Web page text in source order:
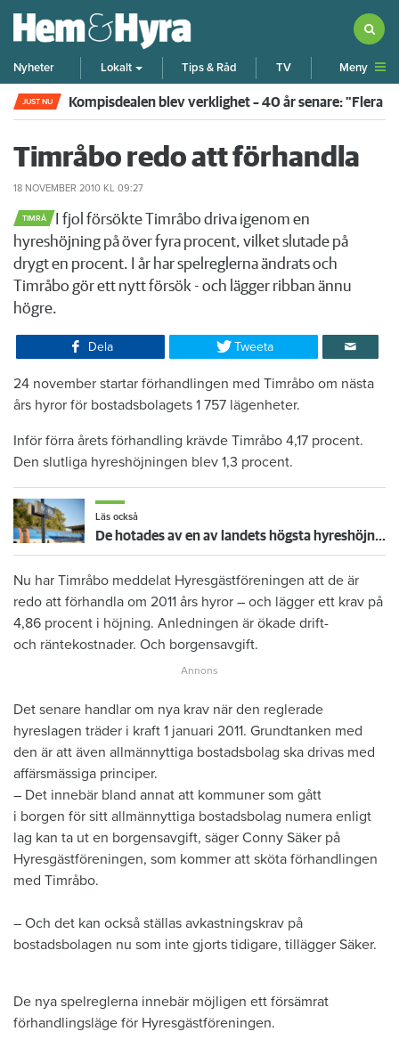
Nyheter Lokalt Tips & Råd TV Meny
JUST NU Kompisdealen blev verklighet – 40 år senare: "Flera
Timråbo redo att förhandla
18 NOVEMBER 2010 KL 09:27
TIMRÅ
​I fjol försökte Timråbo driva igenom en
hyreshöjning på över fyra procent, vilket slutade på
drygt en procent. I år har spelreglerna ändrats och
Timråbo gör ett nytt försök - och lägger ribban ännu
högre.
Dela Tweeta
24 november startar förhandlingen med Timråbo om nästa
års hyror för bostadsbolagets 1 757 lägenheter.
Inför förra årets förhandling krävde Timråbo 4,17 procent.
Den slutliga hyreshöjningen blev 1,3 procent.
Läs också
De hotades av en av landets högsta hyreshöjningar – så blev det
Nu har Timråbo meddelat Hyresgästföreningen att de är
redo att förhandla om 2011 års hyror – och lägger ett krav på
4,86 procent i höjning. Anledningen är ökade drift-
och räntekostnader. Och borgensavgift.
Det senare handlar om nya krav när den reglerade
hyreslagen träder i kraft 1 januari 2011. Grundtanken med
den är att även allmännyttiga bostadsbolag ska drivas med
affärsmässiga principer.
– Det innebär bland annat att kommuner som gått
i borgen för sitt allmännyttiga bostadsbolag numera enligt
lag kan ta ut en borgensavgift, säger Conny Säker på
Hyresgästföreningen, som kommer att sköta förhandlingen
med Timråbo.
– Och det kan också ställas avkastningskrav på
bostadsbolagen nu som inte gjorts tidigare, tillägger Säker.
De nya spelreglerna innebär möjligen ett försämrat
förhandlingsläge för Hyresgästföreningen.